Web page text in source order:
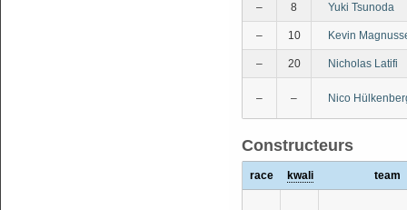
– 8 Yuki Tsunoda
– 10 Kevin
– 20 Nicholas Latifi
– – Nico
Constructeurs
race kwali team